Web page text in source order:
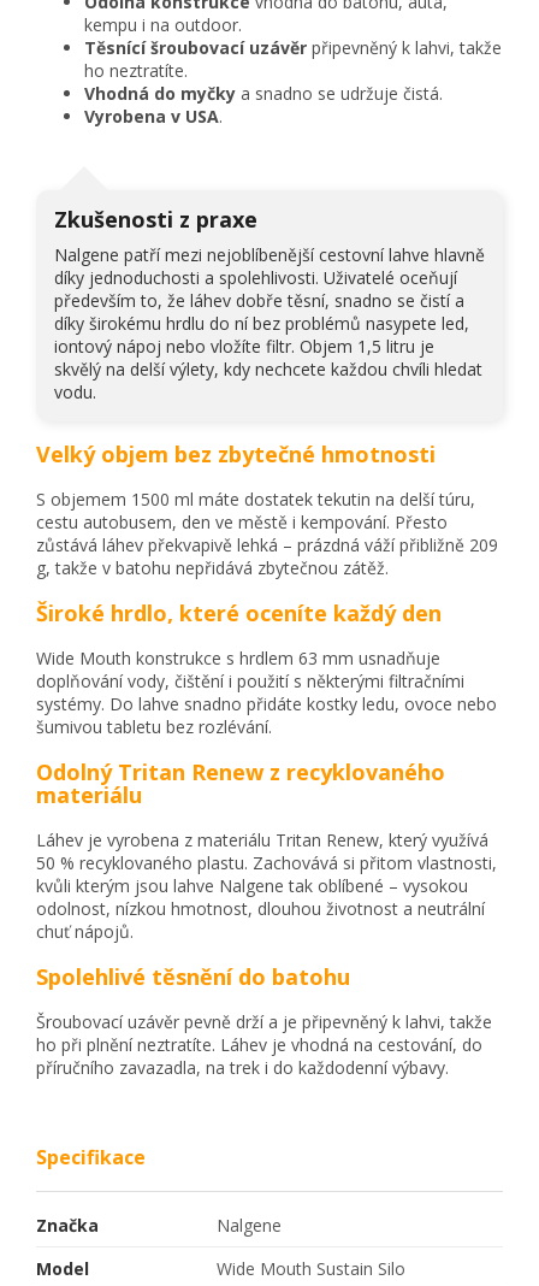
kempu i na outdoor.
Těsnící šroubovací uzávěr připevněný k lahvi, takže
ho neztratíte.
Vhodná do myčky a snadno se udržuje čistá.
Vyrobena v USA.
Zkušenosti z praxe
Nalgene patří mezi nejoblíbenější cestovní lahve hlavně
díky jednoduchosti a spolehlivosti. Uživatelé oceňují
především to, že láhev dobře těsní, snadno se čistí a
díky širokému hrdlu do ní bez problémů nasypete led,
iontový nápoj nebo vložíte filtr. Objem 1,5 litru je
skvělý na delší výlety, kdy nechcete každou chvíli hledat
vodu.
Velký objem bez zbytečné hmotnosti
S objemem 1500 ml máte dostatek tekutin na delší túru,
cestu autobusem, den ve městě i kempování. Přesto
zůstává láhev překvapivě lehká – prázdná váží přibližně 209
g, takže v batohu nepřidává zbytečnou zátěž.
Široké hrdlo, které oceníte každý den
Wide Mouth konstrukce s hrdlem 63 mm usnadňuje
doplňování vody, čištění i použití s některými filtračními
systémy. Do lahve snadno přidáte kostky ledu, ovoce nebo
šumivou tabletu bez rozlévání.
Odolný Tritan Renew z recyklovaného
materiálu
Láhev je vyrobena z materiálu Tritan Renew, který využívá
50 % recyklovaného plastu. Zachovává si přitom vlastnosti,
kvůli kterým jsou lahve Nalgene tak oblíbené – vysokou
odolnost, nízkou hmotnost, dlouhou životnost a neutrální
chuť nápojů.
Spolehlivé těsnění do batohu
Šroubovací uzávěr pevně drží a je připevněný k lahvi, takže
ho při plnění neztratíte. Láhev je vhodná na cestování, do
příručního zavazadla, na trek i do každodenní výbavy.
Specifikace
Značka
Nalgene
Model
Wide Mouth Sustain Silo